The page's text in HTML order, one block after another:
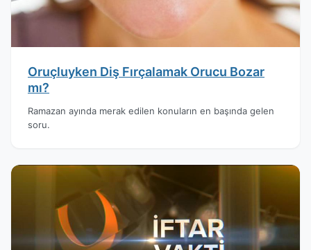
Oruçluyken Diş Fırçalamak Orucu Bozar
mı?
Ramazan ayında merak edilen konuların en başında gelen
soru.